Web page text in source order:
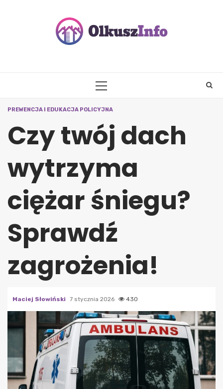
PRIMARY
PREWENCJA I EDUKACJA POLICYJNA
Czy twój dach
wytrzyma
ciężar śniegu?
Sprawdź
zagrożenia!
Maciej Słowiński 7 stycznia 2026 430